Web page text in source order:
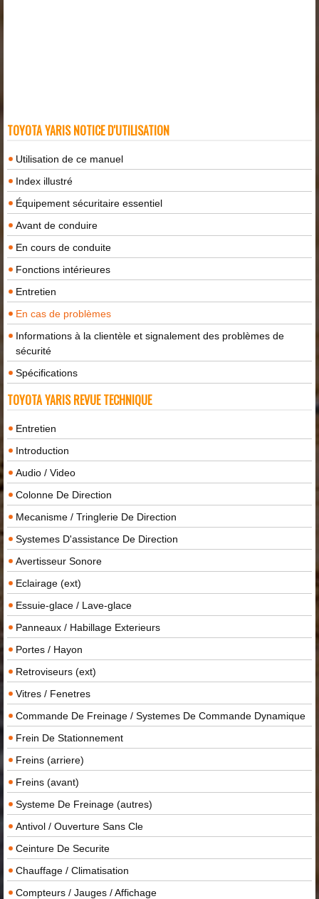
TOYOTA YARIS NOTICE D'UTILISATION
Utilisation de ce manuel
Index illustré
Équipement sécuritaire essentiel
Avant de conduire
En cours de conduite
Fonctions intérieures
Entretien
En cas de problèmes
Informations à la clientèle et signalement des problèmes de
sécurité
Spécifications
TOYOTA YARIS REVUE TECHNIQUE
Entretien
Introduction
Audio / Video
Colonne De Direction
Mecanisme / Tringlerie De Direction
Systemes D'assistance De Direction
Avertisseur Sonore
Eclairage (ext)
Essuie-glace / Lave-glace
Panneaux / Habillage Exterieurs
Portes / Hayon
Retroviseurs (ext)
Vitres / Fenetres
Commande De Freinage / Systemes De Commande Dynamique
Frein De Stationnement
Freins (arriere)
Freins (avant)
Systeme De Freinage (autres)
Antivol / Ouverture Sans Cle
Ceinture De Securite
Chauffage / Climatisation
Compteurs / Jauges / Affichage